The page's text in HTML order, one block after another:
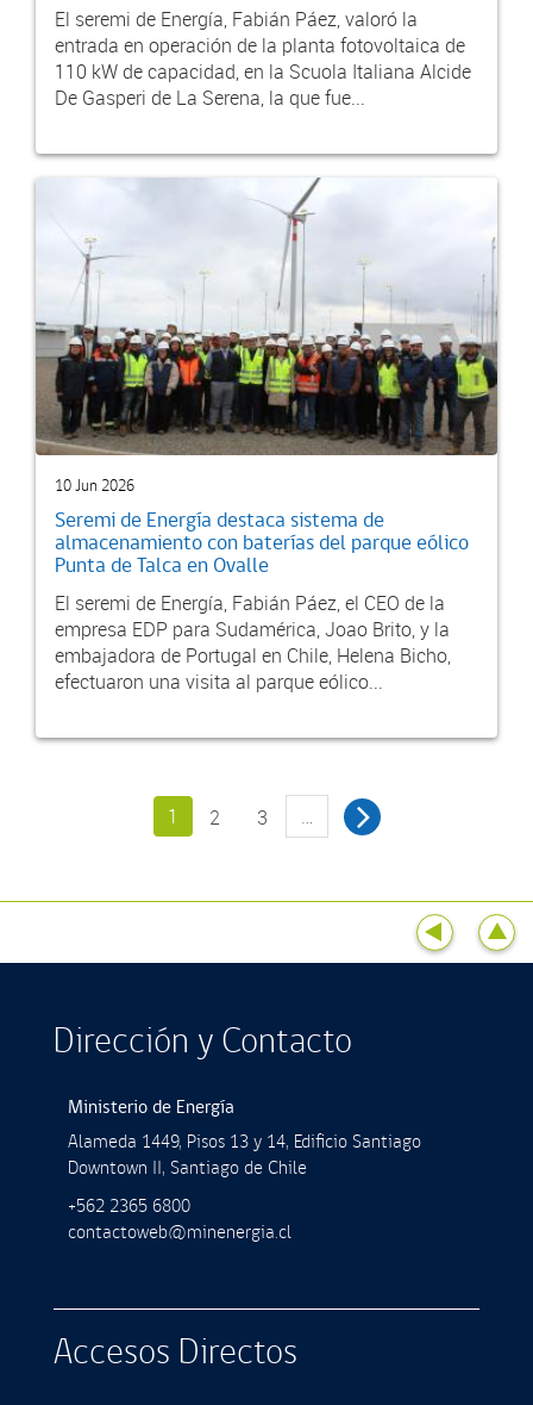
El seremi de Energía, Fabián Páez, valoró la
entrada en operación de la planta fotovoltaica de
110 kW de capacidad, en la Scuola Italiana Alcide
De Gasperi de La Serena, la que fue...
10 Jun 2026
Seremi de Energía destaca sistema de
almacenamiento con baterías del parque eólico
Punta de Talca en Ovalle
El seremi de Energía, Fabián Páez, el CEO de la
empresa EDP para Sudamérica, Joao Brito, y la
embajadora de Portugal en Chile, Helena Bicho,
efectuaron una visita al parque eólico...
1 2 3 …
Dirección y Contacto
Ministerio de Energía
Alameda 1449, Pisos 13 y 14, Ediﬁcio Santiago
Downtown II, Santiago de Chile
+562 2365 6800
contactoweb@minenergia.cl
Accesos Directos